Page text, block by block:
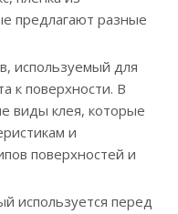
предлагают разные
используемый для
к поверхности. В
виды клея, которые
и
поверхностей и
используется перед